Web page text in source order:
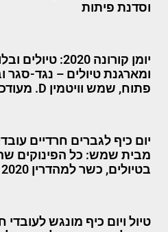
וסדנת פיתות
יומן קורונה 2020:
ומארגנת טיולים – נגד-סגר
פתוח, שמש וויטמין D. מעודכן 26 ביולי 2020
יום כיף לגברים חרדיים
מבית שמש: כל הפינוקים
בטיולים, כשר למהדרין 2020
טיול ויום כיף מונגש